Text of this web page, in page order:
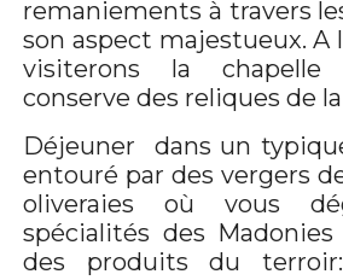
remaniements à travers
son aspect majestueux. A
visiterons la
conserve des reliques de
Déjeuner dans un
entouré par des vergers
oliveraies où vous
spécialités des Madonies
des produits du